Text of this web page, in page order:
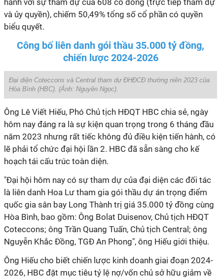
hành với sự tham dự của 608 cổ đông (trực tiếp tham dự
và ủy quyền), chiếm 50,49% tổng số cổ phần có quyền
biểu quyết.
Công bố liên danh gói thầu 35.000 tỷ đồng,
chiến lược 2024-2026
Đại diện Coteccons và Central tham dự ĐHĐCĐ thường niên 2023 của
Hòa Bình (HBC). (Ảnh: Nguyên Ngọc).
Ông Lê Viết Hiếu, Phó Chủ tịch HĐQT HBC chia sẻ, ngày
hôm nay đáng ra là sự kiện quan trọng trong 6 tháng đầu
năm 2023 nhưng rất tiếc không đủ điều kiện tiến hành, có
lẽ phải tổ chức đại hội lần 2. HBC đã sẵn sàng cho kế
hoạch tái cấu trúc toàn diện.
"Đại hội hôm nay có sự tham dự của đại diện các đối tác
là liên danh Hoa Lư tham gia gói thầu dự án trọng điểm
quốc gia sân bay Long Thành trị giá 35.000 tỷ đồng cùng
Hòa Bình, bao gồm: Ông Bolat Duisenov, Chủ tịch HĐQT
Coteccons; ông Trần Quang Tuấn, Chủ tịch Central; ông
Nguyễn Khắc Đồng, TGĐ An Phong", ông Hiếu giới thiệu.
Ông Hiếu cho biết chiến lược kinh doanh giai đoạn 2024-
2026, HBC đặt mục tiêu tỷ lệ nợ/vốn chủ sở hữu giảm về